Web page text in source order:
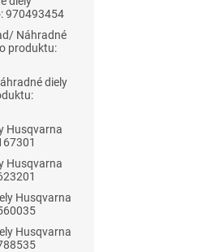
970493454
Náhradné
produktu:
diely
Husqvarna
Husqvarna
Husqvarna
Husqvarna